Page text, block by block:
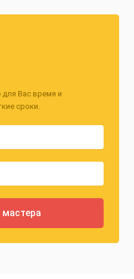
Вас время и
сроки.